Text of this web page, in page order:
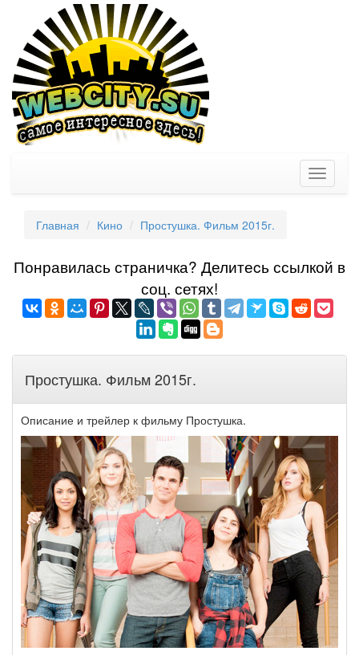
Toggle
Главная Кино Простушка. Фильм 2015г.
Понравилась страничка? Делитеcь ссылкой в
соц. сетях!
Простушка. Фильм 2015г.
Описание и трейлер к фильму Простушка.